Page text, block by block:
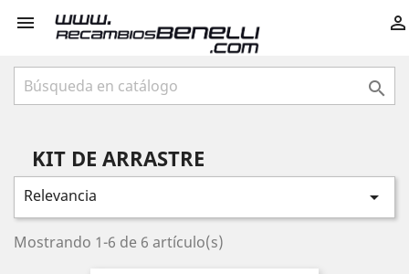
 

KIT DE ARRASTRE
Relevancia 
Mostrando 1-6 de 6 artículo(s)